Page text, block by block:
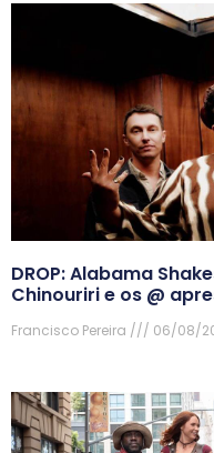
DROP: Alabama
Chinouriri e os @
Francisco Pereira 06/08/